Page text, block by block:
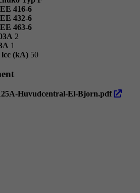
416-6
432-6
463-6
2
1
(kA) 50
Huvudcentral-El-Bjorn.pdf öppna